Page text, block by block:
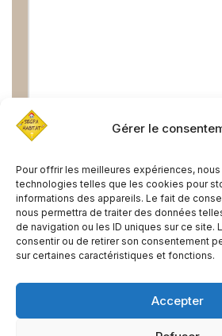
Gérer le
Pour offrir les meilleures expériences,
technologies telles que les cookies pour
informations des appareils. Le fait de
nous permettra de traiter des données
de navigation ou les ID uniques sur ce site.
consentir ou de retirer son consentement
sur certaines caractéristiques et fonctions.
Accepter
PRÉCÉDENT
SUPPORT DE TOURNEVIS